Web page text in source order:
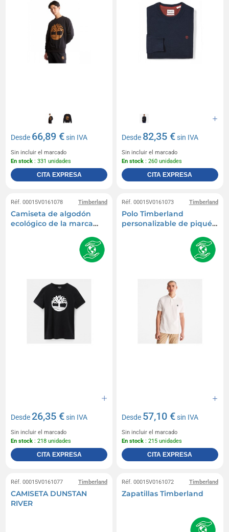
Desde 66,89 €sin IVA
Sin incluir el marcado
En stock : 331 unidades
CITA EXPRESA
Desde 82,35 €sin IVA
Sin incluir el marcado
En stock : 260 unidades
CITA EXPRESA
Timberland
Réf. 00015V0161078
Camiseta de algodón
ecológico de la marca
Desde26,35 €sin IVA
Sin incluir el marcado
En stock : 218 unidades
CITA EXPRESA
Timberland
Réf. 00015V0161073
Polo Timberland
personalizable de piqué
Desde 57,10 €sin IVA
Sin incluir el marcado
En stock : 215 unidades
CITA EXPRESA
Timberland
Réf. 00015V0161077
CAMISETA DUNSTAN
RIVER
Timberland
Réf. 00015V0161072
Zapatillas Timberland